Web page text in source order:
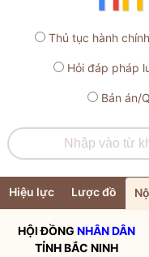
Thủ tục hành chính
Hỏi đáp pháp
Bản án/
Hiệu lực Lược đồ
HỘI ĐỒNG NHÂN DÂN
TỈNH BẮC NINH